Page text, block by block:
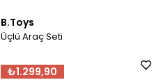
B.Toys
Üçlü Araç Seti
₺1.299,90